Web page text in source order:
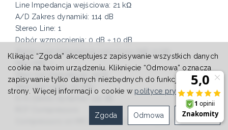
Line Impedancja wejściowa: 21 kΩ
A/D Zakres dynamiki: 114 dB
Stereo Line: 1
Dobór wzmocnienia: 0 dB ÷ 10 dB
Stereo Line Impedancja wejściowa (kΩ) 13 kΩ
Main MIX: 1
Main Out Impedancja: 150Ω
Main Out Level: 22 dBu
D/A Zakres dynamiki: 114 dB
Compressors on MIC/LINE CH1 & CH2 Inputs
Klikając “Zgoda” akceptujesz zapisywanie wszystkich danych
cookie na twoim urządzeniu. Kliknięcie “Odmowa” oznacza
zapisywanie tylko danych niezbędnych do funkcjonowania
strony. Więcej informacji o cookie w polityce prywatności.
Ustawienia
Odmowa
Zgoda